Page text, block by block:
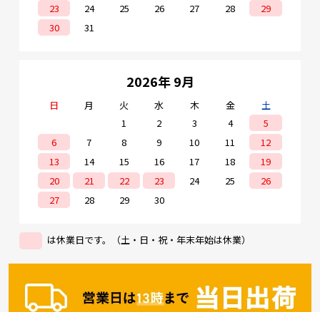
23
24 25 26 27 28
29
30
31
2026年 9月
日 月 火 水 木 金
土
1
2 3 4
5
6
7 8 9 10 11
12
13
14 15 16 17 18
19
20
21 22 23 24 25
26
27
28 29 30
は休業日です。（土・日・祝・年末年始は休業）